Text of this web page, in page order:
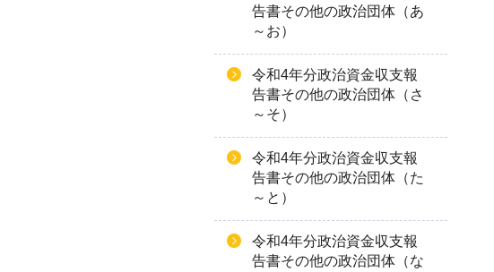
告書その他の政治団体（あ
～お）
令和4年分政治資金収支報
告書その他の政治団体（さ
～そ）
令和4年分政治資金収支報
告書その他の政治団体（た
～と）
令和4年分政治資金収支報
告書その他の政治団体（な